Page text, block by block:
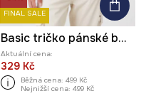
FINAL SALE
Basic tričko pánské bavlněné s elastanem
Aktuální cena:
329 Kč
Běžná cena: 499 Kč
Nejnižší cena: 499 Kč